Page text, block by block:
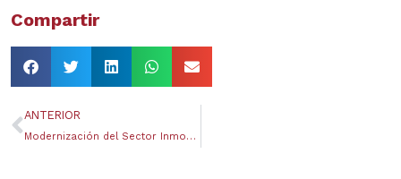
Compartir
ANTERIOR
Modernización del Sector Inmobiliario: Estrategias Clave